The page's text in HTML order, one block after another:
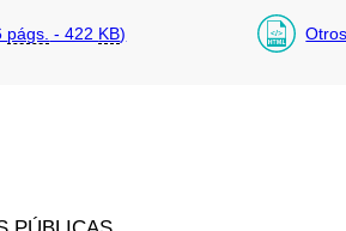
págs. - 422 KB)